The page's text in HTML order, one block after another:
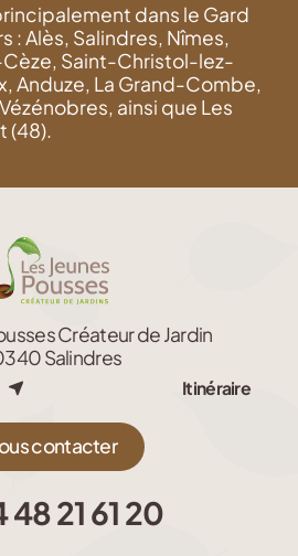
dans le Gard
: Alès, Salindres, Nîmes,
Saint-Christol-lez-
Anduze, La Grand-Combe,
ainsi que Les
(48).
Créateur de Jardin
Salindres
Itinéraire
contacter
48 21 61 20